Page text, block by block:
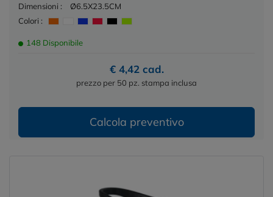
Dimensioni :
Ø6.5X23.5CM
Colori :
148 Disponibile
€ 4,42 cad.
prezzo per 50 pz. stampa inclusa
Calcola preventivo